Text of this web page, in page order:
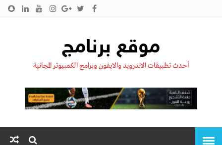
موقع برنامج
أحدث تطبيقات الاندرويد والايفون وبرامج الكمبيوتر المجانية